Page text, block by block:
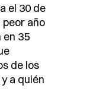
el 30 de
peor año
en 35
de los
a quién